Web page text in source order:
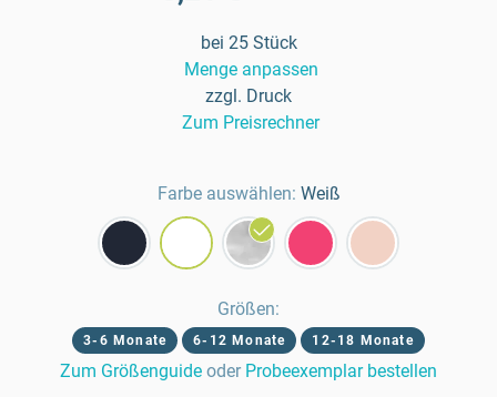
bei 25 Stück
Menge anpassen
zzgl. Druck
Zum Preisrechner
Farbe auswählen: Weiß
Größen:
3-6 Monate 6-12 Monate 12-18 Monate
Zum Größenguide oder Probeexemplar bestellen